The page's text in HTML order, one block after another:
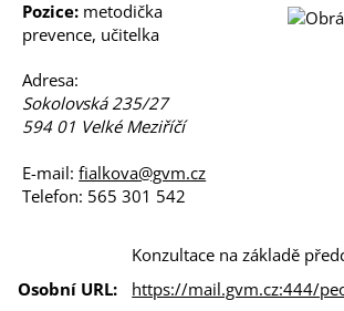
Pozice: metodička
prevence, učitelka
Adresa:
Sokolovská 235/27
594 01 Velké Meziříčí
E-mail:fialkova@gvm.cz
Telefon: 565 301 542
Konzultace na základě
Osobní URL:
https://mail.gvm.cz:444/